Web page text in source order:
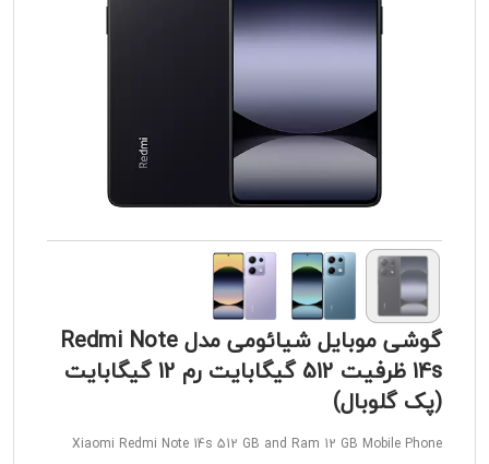
گوشی موبایل شیائومی مدل Redmi Note
14s ظرفیت 512 گیگابایت رم 12 گیگابایت
(پک گلوبال)
Xiaomi Redmi Note 14s 512 GB and Ram 12 GB Mobile Phone